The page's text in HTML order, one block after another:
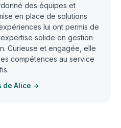
des équipes et
en place de solutions
lui ont permis de
solide en gestion
Curieuse et engagée, elle
compétences au service
de Alice →